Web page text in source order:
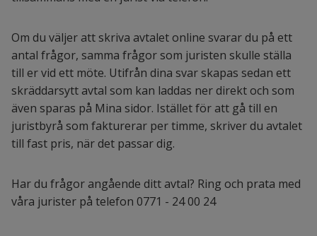
Om du väljer att skriva avtalet online svarar du på ett
antal frågor, samma frågor som juristen skulle ställa
till er vid ett möte. Utifrån dina svar skapas sedan ett
skräddarsytt avtal som kan laddas ner direkt och som
även sparas på Mina sidor. Istället för att gå till en
juristbyrå som fakturerar per timme, skriver du avtalet
till fast pris, när det passar dig.
Har du frågor angående ditt avtal? Ring och prata med
våra jurister på telefon 0771 - 24 00 24